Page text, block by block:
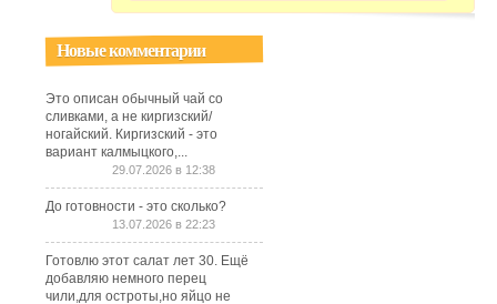
Новые комментарии
Это описан обычный чай со
сливками, а не киргизский/
ногайский. Киргизский - это
вариант калмыцкого,...
29.07.2026 в 12:38
До готовности - это сколько?
13.07.2026 в 22:23
Готовлю этот салат лет 30. Ещё
добавляю немного перец
чили,для остроты,но яйцо не